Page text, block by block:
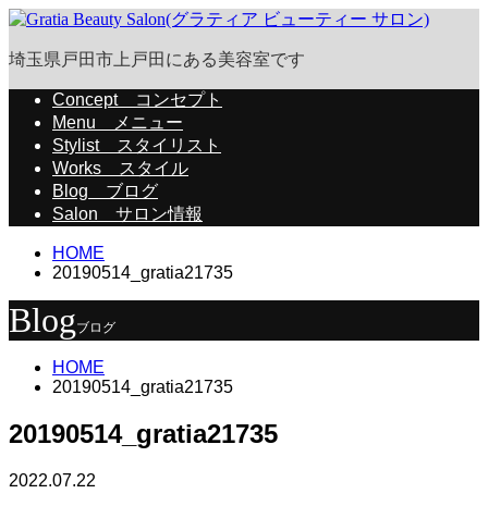
埼玉県戸田市上戸田にある美容室です
Concept
コンセプト
Menu
メニュー
Stylist
スタイリスト
Works
スタイル
Blog ブログ
Salon サロン情報
HOME
20190514_gratia21735
Blogブログ
HOME
20190514_gratia21735
20190514_gratia21735
2022.07.22